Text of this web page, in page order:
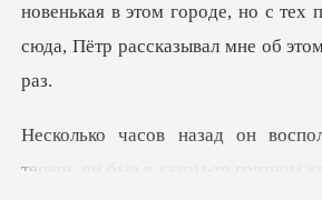
История чтения
нькая в этом городе, но с тех
сю
теперь он был в каком-то